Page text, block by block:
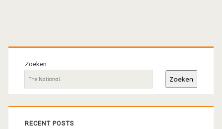
Primaire
sidebar
Zoeken
Zoeken
RECENT POSTS